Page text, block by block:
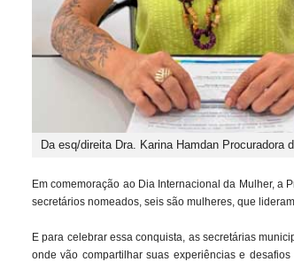
Da esq/direita Dra. Karina Hamdan
Em comemoração ao Dia Internacional da Mulher, a
secretários nomeados, seis são mulheres, que
E para celebrar essa conquista, as secretárias
onde vão compartilhar suas experiências e